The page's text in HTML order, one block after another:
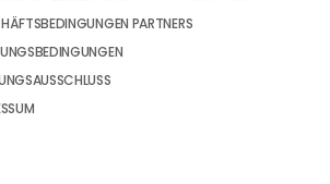
PARTNERS